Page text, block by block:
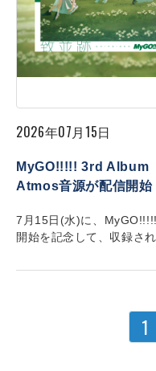
2026年07月15日
MyGO!!!!! 3rd Album
Atmos音源が配信開始
7月15日(水)に、
開始を記念して、収録さ
1